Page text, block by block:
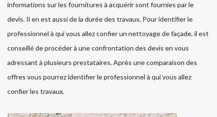
informations sur les fournitures à acquérir sont fournies par le
devis. Il en est aussi de la durée des travaux. Pour identifier le
professionnel à qui vous allez confier un nettoyage de façade, il est
conseillé de procéder à une confrontation des devis en vous
adressant à plusieurs prestataires. Après une comparaison des
offres vous pourrez identifier le professionnel à qui vous allez
confier les travaux.